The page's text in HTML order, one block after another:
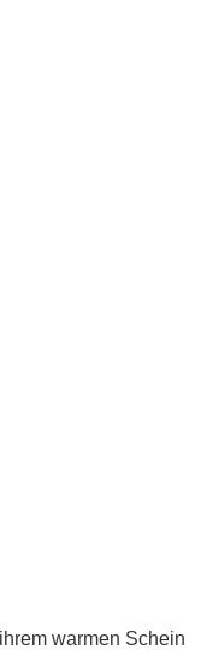
warmen Schein